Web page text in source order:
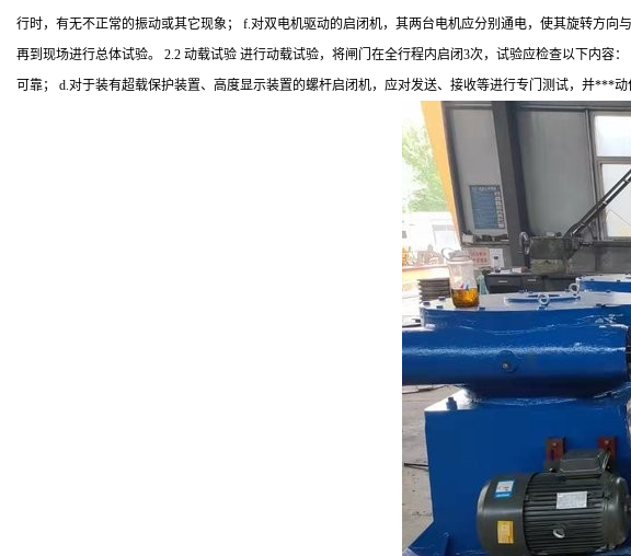
行时，有无不正常的振动或其它现象； f.对双电机驱动的启闭机，其两台电机应分别通电，使其旋转方
再到现场进行总体试验。 2.2 动载试验 进行动载试验，将闸门在全行程内启闭3次，试验应检查以下内
可靠； d.对于装有超载保护装置、高度显示装置的螺杆启闭机，应对发送、接收等进行专门测试，并***